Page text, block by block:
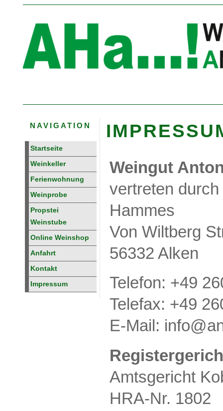
NAVIGATION
Startseite
Weinkeller
Ferienwohnung
Weinprobe
Propstei
Weinstube
Online Weinshop
Anfahrt
Kontakt
Impressum
Weingut
vertreten
Hammes
Von Wiltberg
56332 Alken
Telefon: +49
Telefax: +49
E-Mail:
Amtsgericht
HRA-Nr. 1802